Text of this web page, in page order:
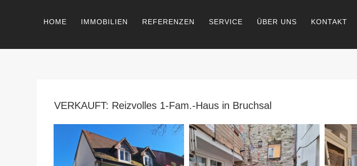
HOME IMMOBILIEN REFERENZEN SERVICE ÜBER UNS KONTAKT
VERKAUFT: Reizvolles 1-Fam.-Haus in Bruchsal